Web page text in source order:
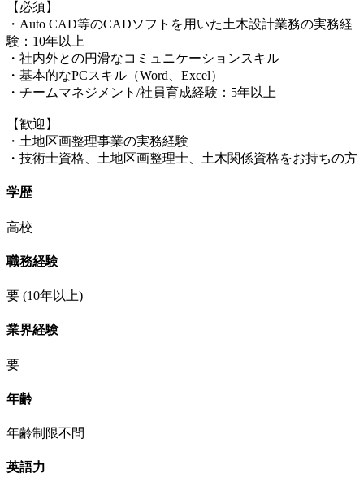
【必須】
・Auto CAD等のCADソフトを用いた土木設計業務の実務経
験：10年以上
・社内外との円滑なコミュニケーションスキル
・基本的なPCスキル（Word、Excel）
・チームマネジメント/社員育成経験：5年以上
【歓迎】
・土地区画整理事業の実務経験
・技術士資格、土地区画整理士、土木関係資格をお持ちの方
学歴
高校
職務経験
要 (10年以上)
業界経験
要
年齢
年齢制限不問
英語力